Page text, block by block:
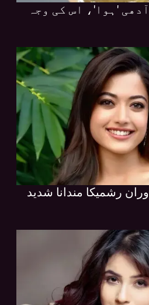
'ہوا'، اس کی وجہ
رشمیکا مندانا شدید